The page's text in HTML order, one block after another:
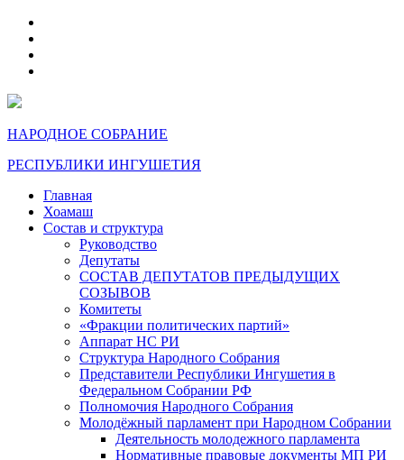
НАРОДНОЕ СОБРАНИЕ
РЕСПУБЛИКИ ИНГУШЕТИЯ
Главная
Хоамаш
Состав и структура
Руководство
Депутаты
СОСТАВ ДЕПУТАТОВ ПРЕДЫДУЩИХ
СОЗЫВОВ
Комитеты
«Фракции политических партий»
Аппарат НС РИ
Структура Народного Собрания
Представители Республики Ингушетия в
Федеральном Собрании РФ
Полномочия Народного Собрания
Молодёжный парламент при Народном Собрании
Деятельность молодежного парламента
Нормативные правовые документы МП РИ